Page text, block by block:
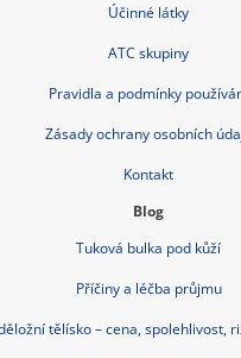
Účinné látky
ATC skupiny
Pravidla a podmínky
Zásady ochrany osobních
Kontakt
Blog
Tuková bulka pod kůží
Příčiny a léčba průjmu
tělísko – cena, spolehlivost,